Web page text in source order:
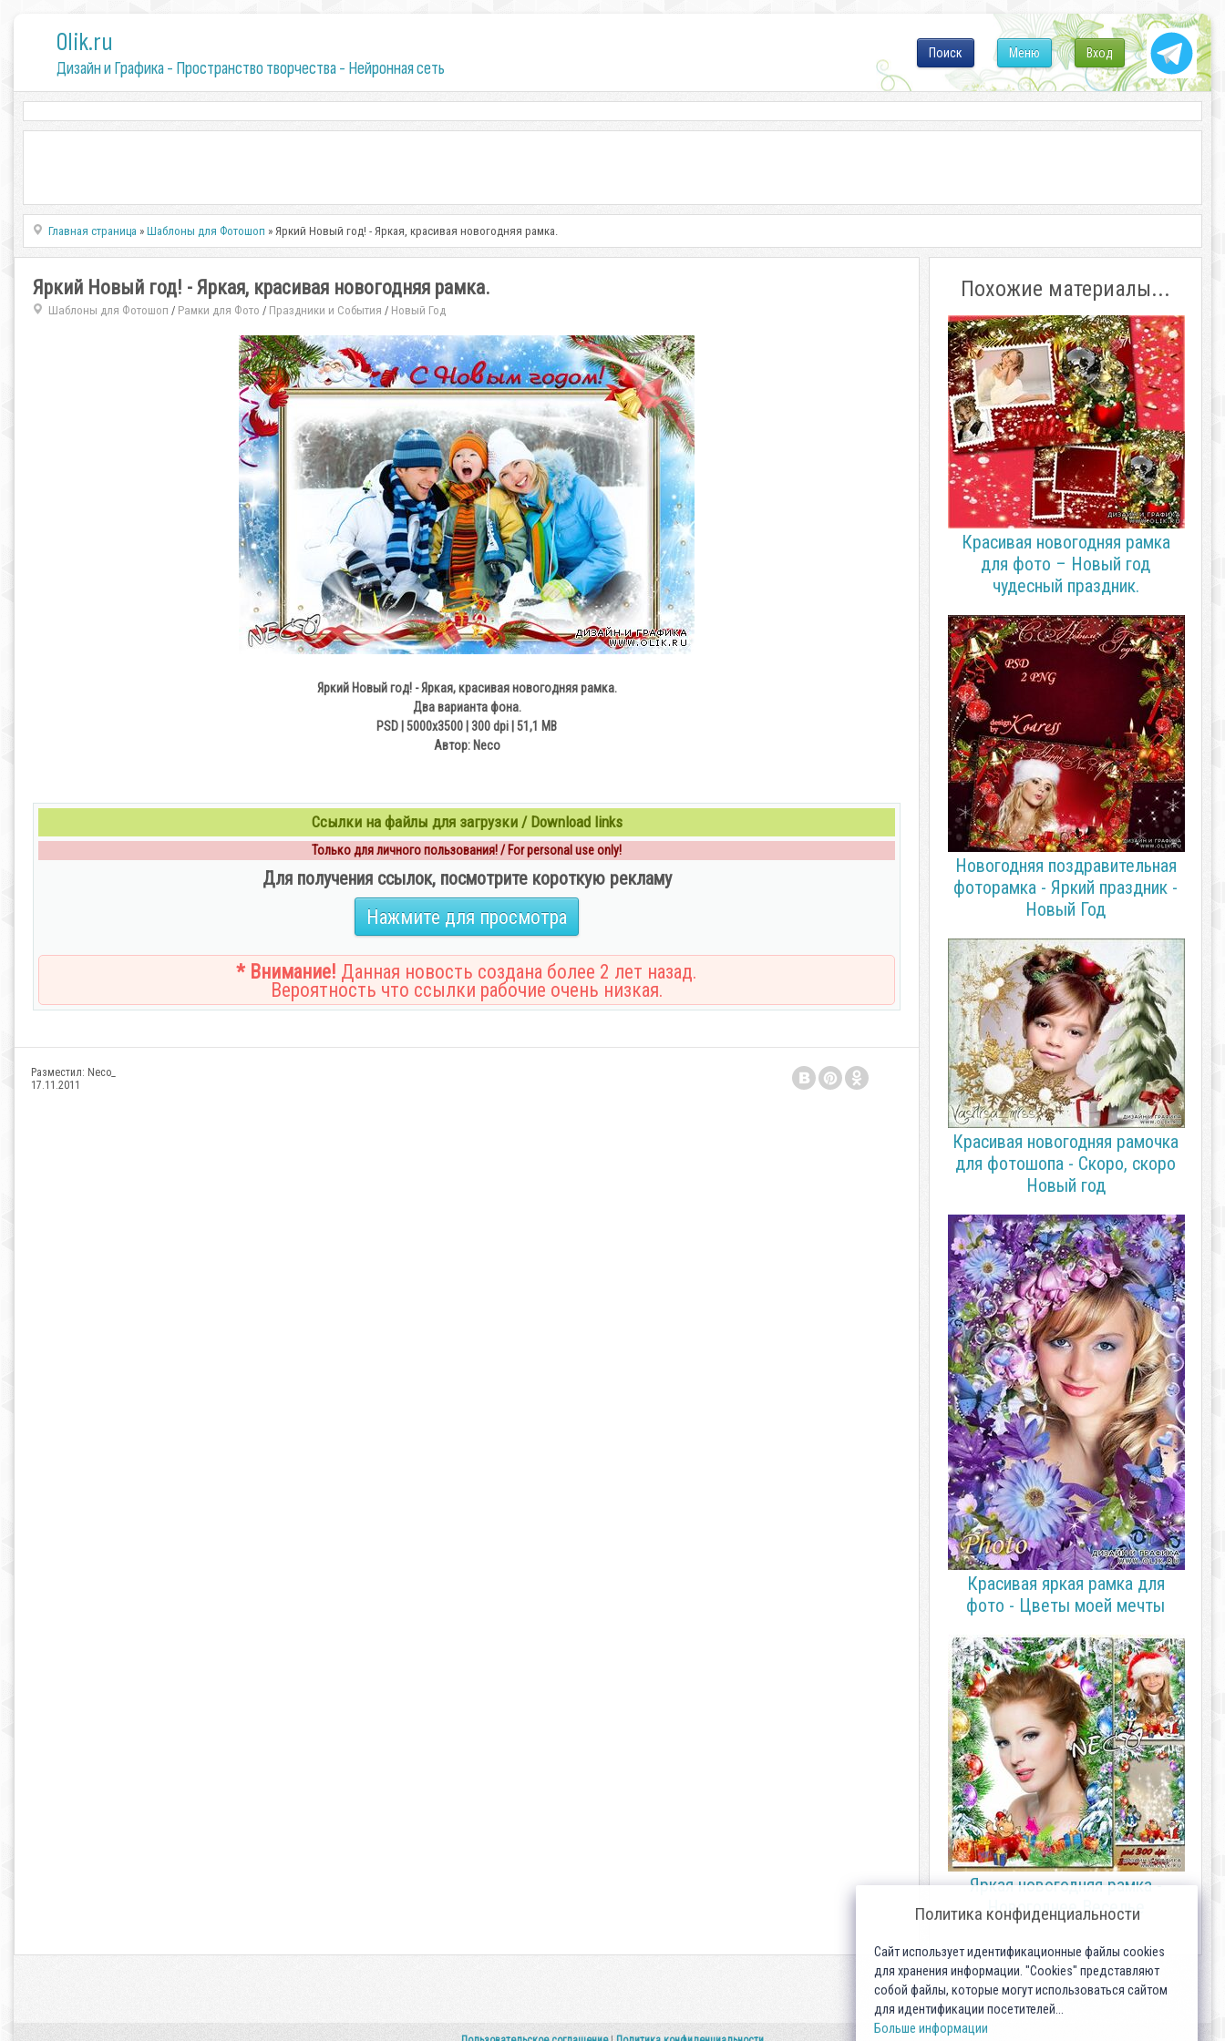
0lik.ru
Дизайн и Графика - Пространство творчества - Нейронная сеть
Вход
Меню
Поиск
Главная страница »Шаблоны для Фотошоп » Яркий Новый год! - Яркая, красивая новогодняя рамка.
Яркий Новый год! - Яркая, красивая новогодняя рамка.
Шаблоны для Фотошоп / Рамки для Фото / Праздники и События / Новый Год
Яркий Новый год! - Яркая, красивая новогодняя рамка.
Два варианта фона.
PSD | 5000x3500 | 300 dpi | 51,1 MB
Автор: Neco
Ссылки на файлы для загрузки / Download links
Только для личного пользования! / For personal use only!
Для получения ссылок, посмотрите короткую рекламу
Нажмите для просмотра
* Внимание! Данная новость создана более 2 лет назад.
Вероятность что ссылки рабочие очень низкая.
Разместил: Neco_
17.11.2011
Похожие материалы...
Красивая новогодняя рамка
для фото – Новый год
чудесный праздник.
Новогодняя поздравительная
фоторамка - Яркий праздник -
Новый Год
Красивая новогодняя рамочка
для фотошопа - Скоро, скоро
Новый год
Красивая яркая рамка для
фото - Цветы моей мечты
Яркая новогодняя рамка -
Новогоднее Веселье
Политика конфиденциальности
Сайт использует идентификационные файлы cookies
для хранения информации. "Cookies" представляют
собой файлы, которые могут использоваться сайтом
для идентификации посетителей...
Больше информации